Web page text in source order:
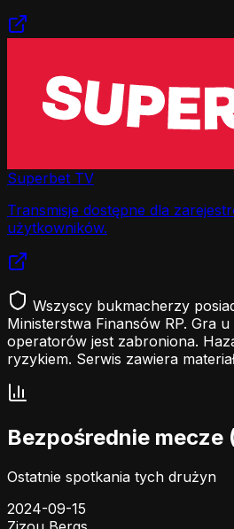
Superbet TV
Transmisje dostępne dla
użytkowników.
Wszyscy bukmacherzy
Ministerstwa Finansów RP. Gra
operatorów jest zabroniona.
ryzykiem. Serwis zawiera
Bezpośrednie mecze
Ostatnie spotkania tych drużyn
2024-09-15